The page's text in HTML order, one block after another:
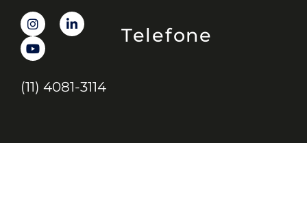
Telefone
(11) 4081-3114